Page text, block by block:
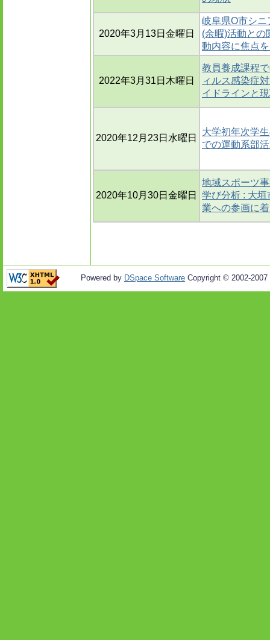
2020年3月13日金曜日
岐阜県O市シ
(余暇)活動との
動内容に焦点
2022年3月31日木曜日
教員養成課程
ィルス感染症
イドラインと
2020年12月23日水曜日
大学初年次学
での運動系部
2020年10月30日金曜日
地域スポーツ
学び分析 : 大
業への参画に
Powered by DSpace Software Copyright © 2002-2007